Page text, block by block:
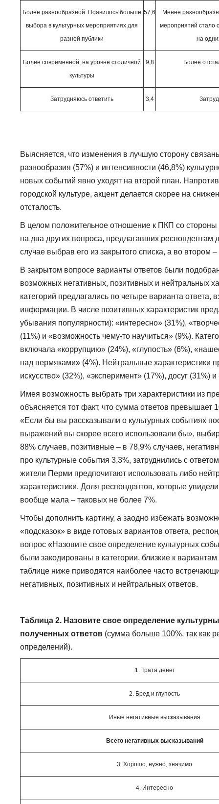
Более разнообразной. Появилось больше
выбора в культурных мероприятиях для
разной публики
57,6
Менее
мероприятий стало
на
Более современной, на уровне столичной
культуры
9,8 Более
Затрудняюсь ответить 3,4
Выясняется, что изменения в лучшую сторону
разнообразия (57%) и интенсивности (46,8%)
новых событий явно уходят на второй план.
городской культуре, акцент делается скорее на
отсталость.
В целом положительное отношение к ПКП со стороны
на два других вопроса, предлагавших
случае выбрав его из закрытого списка, а во втором
В закрытом вопросе варианты ответов были
возможных негативных, позитивных и нейтральных
категорий предлагались по четыре варианта ответа,
информации. В числе позитивных характеристик
убывания популярности): «интересно» (31%),
(11%) и «возможность чему-то научиться» (9%).
включала «коррупцию» (24%), «глупость» (6%),
над пермяками» (4%). Нейтральные характеристики
искусство» (32%), «эксперимент» (17%), досуг (31%)
Имея возможность выбрать три характеристики из
объясняется тот факт, что сумма ответов превышает
«Если бы вы рассказывали о культурных событиях
выражений вы скорее всего использовали бы»,
88% случаев, позитивные – в 78,9% случаев,
про культурные события 3,3%, затруднились с
жители Перми предпочитают использовать либо
характеристики. Доля респондентов, которые
вообще мала – таковых не более 7%.
Чтобы дополнить картину, а заодно избежать
«подсказок» в виде готовых вариантов ответа,
вопрос «Назовите свое определение культурных
были закодированы в категории, близкие к
таблице ниже приводятся наиболее часто
негативных, позитивных и нейтральных ответов.
Таблица 2. Назовите свое определение
полученных ответов (сумма больше 100%, так как
определений).
1. Трата денег
2. Бред и глупость
Иные негативные высказывания
Всего негативных высказываний
3. Хорошо, нужно, значимо
4. Интересно